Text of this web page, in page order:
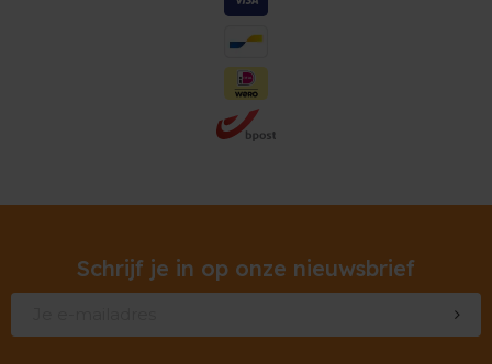
Schrijf je in op onze nieuwsbrief